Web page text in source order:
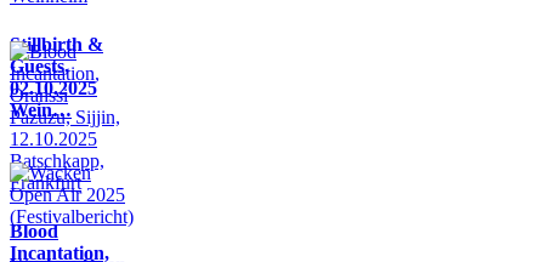
Stillbirth &
Guests,
02.10.2025
Wein…
Blood
Incantation,